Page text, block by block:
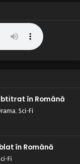
în Română
, Sci-Fi
în Română
Fi